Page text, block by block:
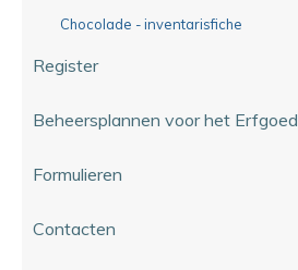
Chocolade - inventarisfiche
Register
Beheersplannen voor het Erfgoed
Formulieren
Contacten